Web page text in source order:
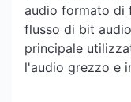
audio formato di
flusso di bit
principale
l'audio grezzo e